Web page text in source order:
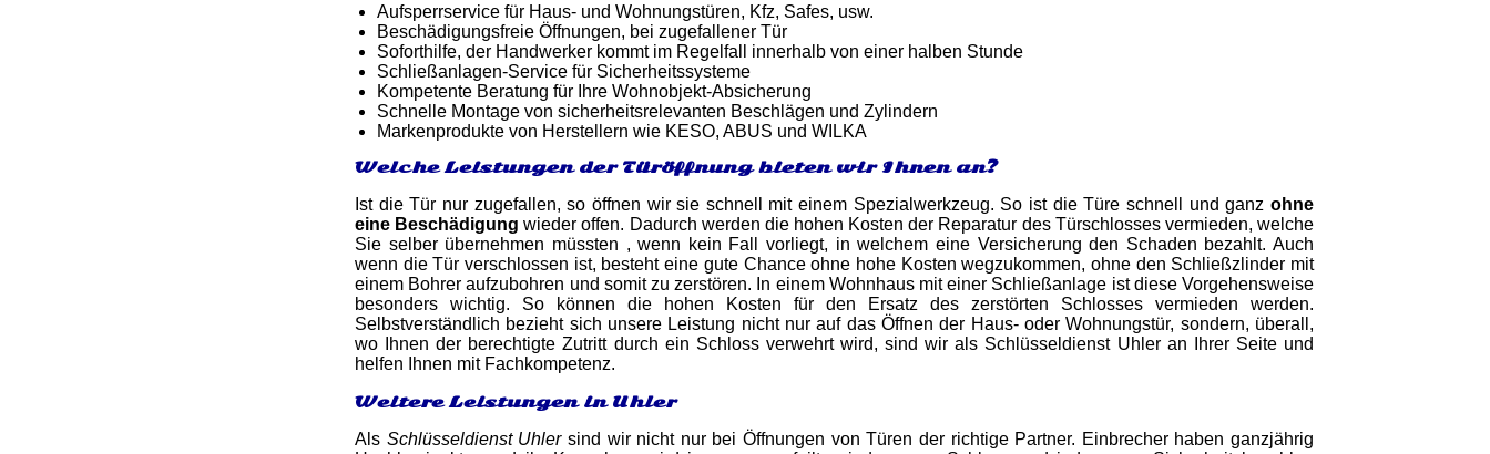
Aufsperrservice für Haus- und Wohnungstüren, Kfz, Safes, usw.
Beschädigungsfreie Öffnungen, bei zugefallener Tür
Soforthilfe, der Handwerker kommt im Regelfall innerhalb von einer halben Stunde
Schließanlagen-Service für Sicherheitssysteme
Kompetente Beratung für Ihre Wohnobjekt-Absicherung
Schnelle Montage von sicherheitsrelevanten Beschlägen und Zylindern
Markenprodukte von Herstellern wie KESO, ABUS und WILKA
Welche Leistungen der Türöffnung bieten wir Ihnen an?
Ist die Tür nur zugefallen, so öffnen wir sie schnell mit einem Spezialwerkzeug. So ist die Türe schnell und ganz ohne
eine Beschädigung wieder offen. Dadurch werden die hohen Kosten der Reparatur des Türschlosses vermieden, welche
Sie selber übernehmen müssten , wenn kein Fall vorliegt, in welchem eine Versicherung den Schaden bezahlt. Auch
wenn die Tür verschlossen ist, besteht eine gute Chance ohne hohe Kosten wegzukommen, ohne den Schließzlinder mit
einem Bohrer aufzubohren und somit zu zerstören. In einem Wohnhaus mit einer Schließanlage ist diese Vorgehensweise
besonders wichtig. So können die hohen Kosten für den Ersatz des zerstörten Schlosses vermieden werden.
Selbstverständlich bezieht sich unsere Leistung nicht nur auf das Öffnen der Haus- oder Wohnungstür, sondern, überall,
wo Ihnen der berechtigte Zutritt durch ein Schloss verwehrt wird, sind wir als Schlüsseldienst Uhler an Ihrer Seite und
helfen Ihnen mit Fachkompetenz.
Weitere Leistungen in Uhler
Als Schlüsseldienst Uhlersind wir nicht nur bei Öffnungen von Türen der richtige Partner. Einbrecher haben ganzjährig